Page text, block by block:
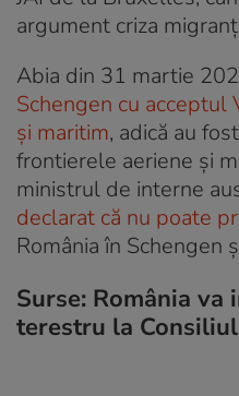
argument criza
Abia din 31 martie
Schengen cu acceptul
și maritim, adică au
frontierele aeriene și
ministrul de interne
declarat că nu poate
România în Schengen
Surse: România va
terestru la